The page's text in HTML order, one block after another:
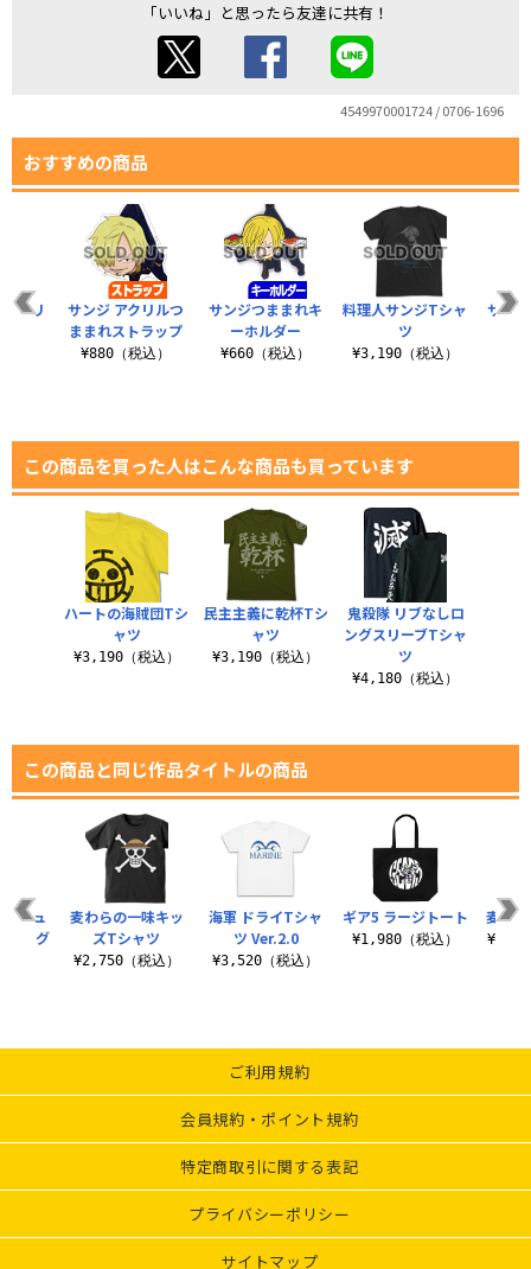
「いいね」と思ったら友達に共有！
4549970001724 / 0706-1696
おすすめの商品
サンジつままれキ
ーホルダー
¥660（税込）
料理人サンジTシャ
ツ
¥3,190（税込）
サン
クリ
サンジ アクリルつ
ままれストラップ
¥880（税込）
この商品を買った人はこんな商品も買っています
民主主義に乾杯Tシ
ャツ
¥3,190（税込）
鬼殺隊 リブなしロ
ングスリーブTシャ
ツ
¥4,180（税込）
ハートの海賊団Tシ
ャツ
¥3,190（税込）
この商品と同じ作品タイトルの商品
海軍 ドライTシャ
ツ Ver.2.0
¥3,520（税込）
ギア5 ラージトート
¥1,980（税込）
麦わ
ニュ
バッグ
麦わらの一味キッ
ズTシャツ
¥2,750（税込）
ご利用規約
会員規約・ポイント規約
特定商取引に関する表記
プライバシーポリシー
サイトマップ